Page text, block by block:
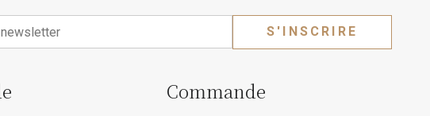
S'INSCRIRE
Commande